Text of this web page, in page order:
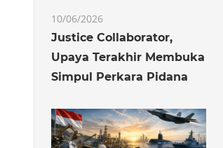
10/06/2026
Justice Collaborator,
Upaya Terakhir Membuka
Simpul Perkara Pidana